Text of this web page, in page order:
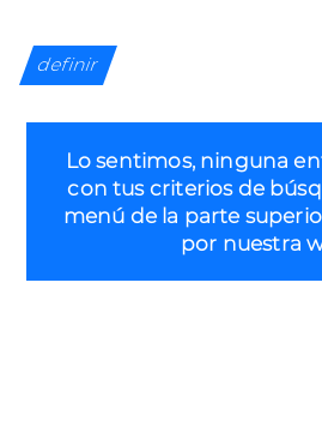
definir
Lo sentimos, ninguna
con tus criterios de
menú de la parte
por nuestra